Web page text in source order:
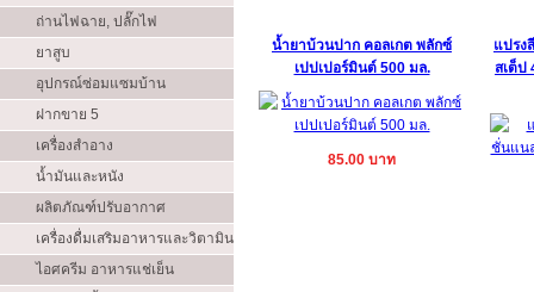
ถ่านไฟฉาย, ปลั๊กไฟ
ยาสูบ
อุปกรณ์ซ่อมแซมบ้าน
ฝากขาย 5
เครื่องสำอาง
น้ำมันและหนัง
ผลิตภัณฑ์ปรับอากาศ
เครื่องดื่มเสริมอาหารและวิตามิน
ไอศครีม อาหารแช่เย็น
น้ำยาบ้วนปาก คอลเกต พลักซ์
เปปเปอร์มินต์ 500 มล.
85.00 บาท
แปรง
สเต็ป